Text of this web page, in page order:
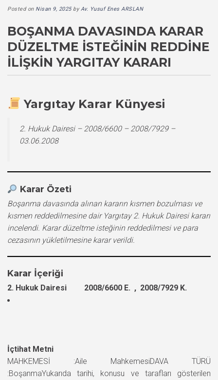
Posted on Nisan 9, 2025byAv. Yusuf Enes ARSLAN
BOŞANMA DAVASINDA KARAR
DÜZELTME İSTEĞININ REDDINE
İLIŞKIN YARGITAY KARARI
Yargıtay Karar Künyesi
2. Hukuk Dairesi – 2008/6600 – 2008/7929 –
03.06.2008
Karar Özeti
Boşanma davasında alınan kararın kısmen bozulması ve
kısmen reddedilmesine dair Yargıtay 2. Hukuk Dairesi kararı
incelendi. Karar düzeltme isteğinin reddedilmesi ve para
cezasının yükletilmesine karar verildi.
Karar İçeriği
2. Hukuk Dairesi 2008/6600 E. , 2008/7929 K.
İçtihat Metni
MAHKEMESİ :Aile MahkemesiDAVA TÜRÜ
:BoşanmaYukarıda tarihi, konusu ve tarafları gösterilen